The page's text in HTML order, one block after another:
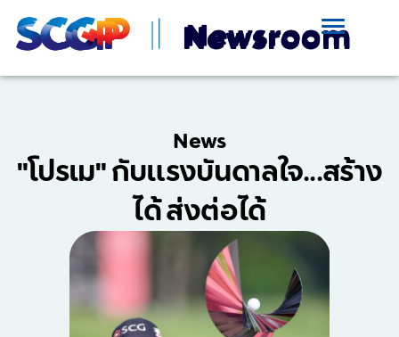
News
"โปรเม" กับแรงบันดาลใจ...สร้าง
ได้ ส่งต่อได้